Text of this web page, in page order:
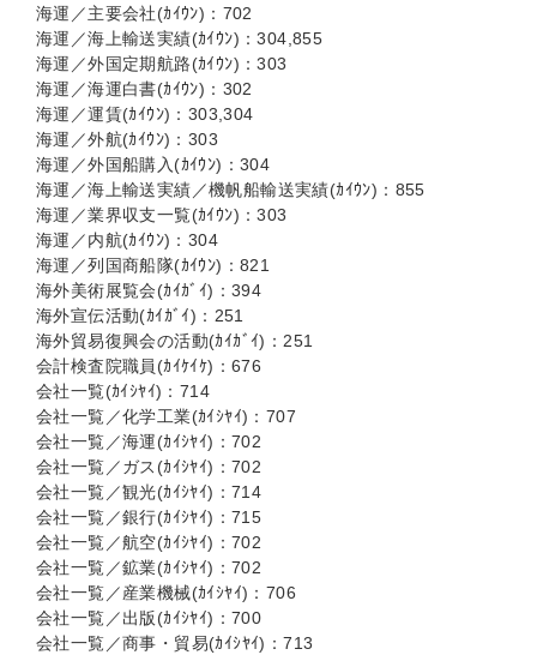
海運／主要会社(ｶｲｳﾝ)：702
海運／海上輸送実績(ｶｲｳﾝ)：304,855
海運／外国定期航路(ｶｲｳﾝ)：303
海運／海運白書(ｶｲｳﾝ)：302
海運／運賃(ｶｲｳﾝ)：303,304
海運／外航(ｶｲｳﾝ)：303
海運／外国船購入(ｶｲｳﾝ)：304
海運／海上輸送実績／機帆船輸送実績(ｶｲｳﾝ)：855
海運／業界収支一覧(ｶｲｳﾝ)：303
海運／内航(ｶｲｳﾝ)：304
海運／列国商船隊(ｶｲｳﾝ)：821
海外美術展覧会(ｶｲｶﾞｲ)：394
海外宣伝活動(ｶｲｶﾞｲ)：251
海外貿易復興会の活動(ｶｲｶﾞｲ)：251
会計検査院職員(ｶｲｹｲｹ)：676
会社一覧(ｶｲｼﾔｲ)：714
会社一覧／化学工業(ｶｲｼﾔｲ)：707
会社一覧／海運(ｶｲｼﾔｲ)：702
会社一覧／ガス(ｶｲｼﾔｲ)：702
会社一覧／観光(ｶｲｼﾔｲ)：714
会社一覧／銀行(ｶｲｼﾔｲ)：715
会社一覧／航空(ｶｲｼﾔｲ)：702
会社一覧／鉱業(ｶｲｼﾔｲ)：702
会社一覧／産業機械(ｶｲｼﾔｲ)：706
会社一覧／出版(ｶｲｼﾔｲ)：700
会社一覧／商事・貿易(ｶｲｼﾔｲ)：713